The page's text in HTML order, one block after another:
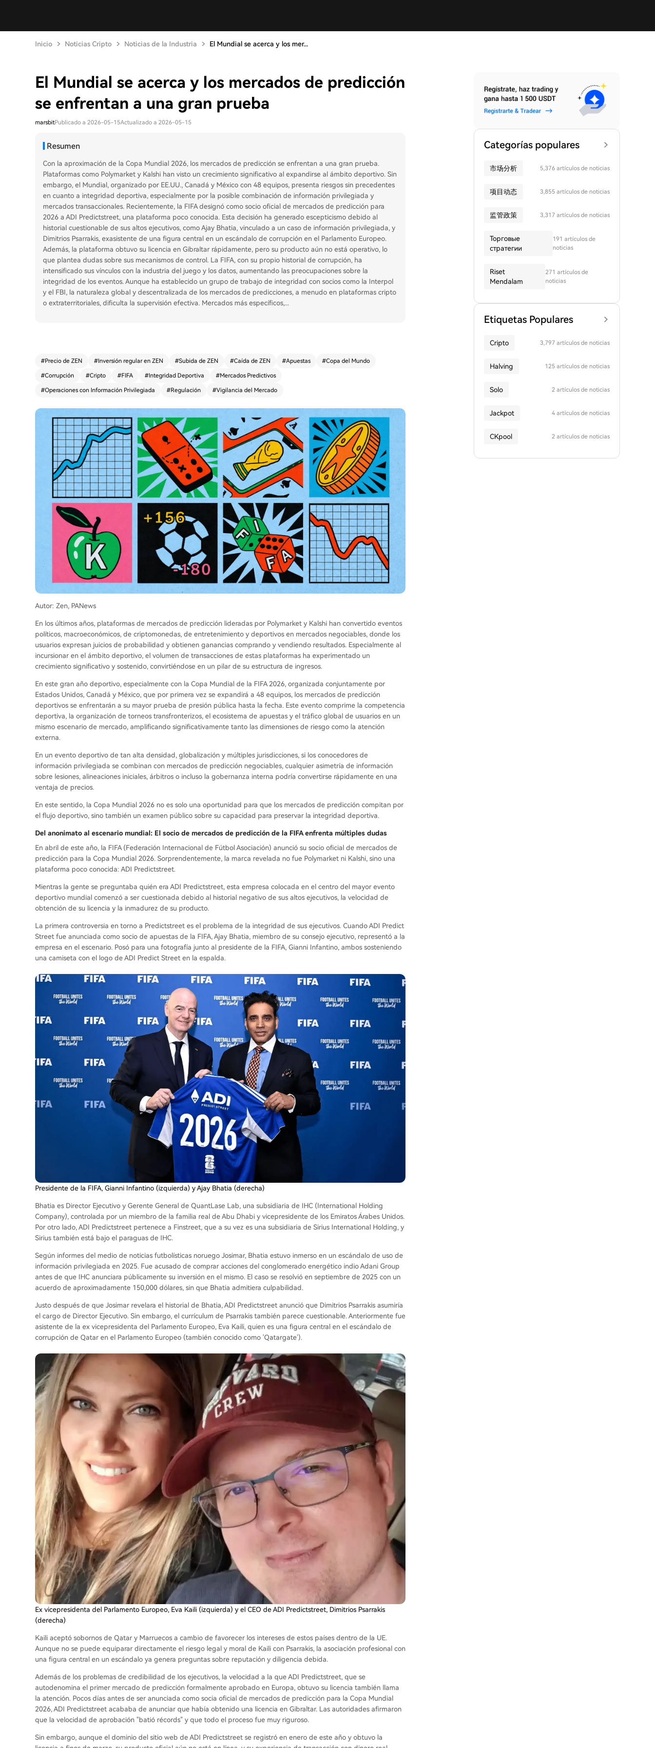
Inicio Noticias Cripto Noticias de la Industria El Mundial se acerca y los mer...
El Mundial se acerca y los mercados de predicción
se enfrentan a una gran prueba
marsbitPublicado a 2026-05-15Actualizado a 2026-05-15
Resumen
Con la aproximación de la Copa Mundial 2026, los mercados de predicción se enfrentan a una gran prueba.
Plataformas como Polymarket y Kalshi han visto un crecimiento significativo al expandirse al ámbito deportivo. Sin
embargo, el Mundial, organizado por EE.UU., Canadá y México con 48 equipos, presenta riesgos sin precedentes
en cuanto a integridad deportiva, especialmente por la posible combinación de información privilegiada y
mercados transaccionales. Recientemente, la FIFA designó como socio oficial de mercados de predicción para
2026 a ADI Predictstreet, una plataforma poco conocida. Esta decisión ha generado escepticismo debido al
historial cuestionable de sus altos ejecutivos, como Ajay Bhatia, vinculado a un caso de información privilegiada, y
Dimitrios Psarrakis, exasistente de una figura central en un escándalo de corrupción en el Parlamento Europeo.
Además, la plataforma obtuvo su licencia en Gibraltar rápidamente, pero su producto aún no está operativo, lo
que plantea dudas sobre sus mecanismos de control. La FIFA, con su propio historial de corrupción, ha
intensificado sus vínculos con la industria del juego y los datos, aumentando las preocupaciones sobre la
integridad de los eventos. Aunque ha establecido un grupo de trabajo de integridad con socios como la Interpol
y el FBI, la naturaleza global y descentralizada de los mercados de predicciones, a menudo en plataformas cripto
o extraterritoriales, dificulta la supervisión efectiva. Mercados más específicos,...
#Precio de ZEN #Inversión regular en ZEN #Subida de ZEN #Caída de ZEN #Apuestas #Copa del Mundo
#Corrupción #Cripto #FIFA #Integridad Deportiva #Mercados Predictivos
#Operaciones con Información Privilegiada #Regulación #Vigilancia del Mercado
Autor: Zen, PANews
En los últimos años, plataformas de mercados de predicción lideradas por Polymarket y Kalshi han convertido eventos
políticos, macroeconómicos, de criptomonedas, de entretenimiento y deportivos en mercados negociables, donde los
usuarios expresan juicios de probabilidad y obtienen ganancias comprando y vendiendo resultados. Especialmente al
incursionar en el ámbito deportivo, el volumen de transacciones de estas plataformas ha experimentado un
crecimiento significativo y sostenido, convirtiéndose en un pilar de su estructura de ingresos.
En este gran año deportivo, especialmente con la Copa Mundial de la FIFA 2026, organizada conjuntamente por
Estados Unidos, Canadá y México, que por primera vez se expandirá a 48 equipos, los mercados de predicción
deportivos se enfrentarán a su mayor prueba de presión pública hasta la fecha. Este evento comprime la competencia
deportiva, la organización de torneos transfronterizos, el ecosistema de apuestas y el tráfico global de usuarios en un
mismo escenario de mercado, amplificando significativamente tanto las dimensiones de riesgo como la atención
externa.
En un evento deportivo de tan alta densidad, globalización y múltiples jurisdicciones, si los conocedores de
información privilegiada se combinan con mercados de predicción negociables, cualquier asimetría de información
sobre lesiones, alineaciones iniciales, árbitros o incluso la gobernanza interna podría convertirse rápidamente en una
ventaja de precios.
En este sentido, la Copa Mundial 2026 no es solo una oportunidad para que los mercados de predicción compitan por
el flujo deportivo, sino también un examen público sobre su capacidad para preservar la integridad deportiva.
Del anonimato al escenario mundial: El socio de mercados de predicción de la FIFA enfrenta múltiples dudas
En abril de este año, la FIFA (Federación Internacional de Fútbol Asociación) anunció su socio oficial de mercados de
predicción para la Copa Mundial 2026. Sorprendentemente, la marca revelada no fue Polymarket ni Kalshi, sino una
plataforma poco conocida: ADI Predictstreet.
Mientras la gente se preguntaba quién era ADI Predictstreet, esta empresa colocada en el centro del mayor evento
deportivo mundial comenzó a ser cuestionada debido al historial negativo de sus altos ejecutivos, la velocidad de
obtención de su licencia y la inmadurez de su producto.
La primera controversia en torno a Predictstreet es el problema de la integridad de sus ejecutivos. Cuando ADI Predict
Street fue anunciada como socio de apuestas de la FIFA, Ajay Bhatia, miembro de su consejo ejecutivo, representó a la
empresa en el escenario. Posó para una fotografía junto al presidente de la FIFA, Gianni Infantino, ambos sosteniendo
una camiseta con el logo de ADI Predict Street en la espalda.
Presidente de la FIFA, Gianni Infantino (izquierda) y Ajay Bhatia (derecha)
Bhatia es Director Ejecutivo y Gerente General de QuantLase Lab, una subsidiaria de IHC (International Holding
Company), controlada por un miembro de la familia real de Abu Dhabi y vicepresidente de los Emiratos Árabes Unidos.
Por otro lado, ADI Predictstreet pertenece a Finstreet, que a su vez es una subsidiaria de Sirius International Holding, y
Sirius también está bajo el paraguas de IHC.
Según informes del medio de noticias futbolísticas noruego Josimar, Bhatia estuvo inmerso en un escándalo de uso de
información privilegiada en 2025. Fue acusado de comprar acciones del conglomerado energético indio Adani Group
antes de que IHC anunciara públicamente su inversión en el mismo. El caso se resolvió en septiembre de 2025 con un
acuerdo de aproximadamente 150,000 dólares, sin que Bhatia admitiera culpabilidad.
Justo después de que Josimar revelara el historial de Bhatia, ADI Predictstreet anunció que Dimitrios Psarrakis asumiría
el cargo de Director Ejecutivo. Sin embargo, el currículum de Psarrakis también parece cuestionable. Anteriormente fue
asistente de la ex vicepresidenta del Parlamento Europeo, Eva Kaili, quien es una figura central en el escándalo de
corrupción de Qatar en el Parlamento Europeo (también conocido como 'Qatargate').
Ex vicepresidenta del Parlamento Europeo, Eva Kaili (izquierda) y el CEO de ADI Predictstreet, Dimitrios Psarrakis
(derecha)
Kaili aceptó sobornos de Qatar y Marruecos a cambio de favorecer los intereses de estos países dentro de la UE.
Aunque no se puede equiparar directamente el riesgo legal y moral de Kaili con Psarrakis, la asociación profesional con
una figura central en un escándalo ya genera preguntas sobre reputación y diligencia debida.
Además de los problemas de credibilidad de los ejecutivos, la velocidad a la que ADI Predictstreet, que se
autodenomina el primer mercado de predicción formalmente aprobado en Europa, obtuvo su licencia también llama
la atención. Pocos días antes de ser anunciada como socia oficial de mercados de predicción para la Copa Mundial
2026, ADI Predictstreet acababa de anunciar que había obtenido una licencia en Gibraltar. Las autoridades afirmaron
que la velocidad de aprobación "batió récords" y que todo el proceso fue muy riguroso.
Sin embargo, aunque el dominio del sitio web de ADI Predictstreet se registró en enero de este año y obtuvo la
Categorías populares
市场分析 5,376 artículos de noticias
项目动态 3,855 artículos de noticias
监管政策 3,317 artículos de noticias
Торговые
стратегии
191 artículos de
noticias
Riset
Mendalam
271 artículos de
noticias
Etiquetas Populares
Cripto 3,797 artículos de noticias
Halving 125 artículos de noticias
Solo 2 artículos de noticias
Jackpot 4 artículos de noticias
CKpool 2 artículos de noticias